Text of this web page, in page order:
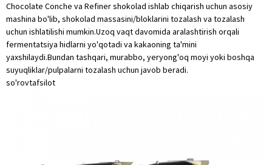
Chocolate Conche va Refiner shokolad ishlab chiqarish uchun asosiy
mashina bo'lib, shokolad massasini/bloklarini tozalash va tozalash
uchun ishlatilishi mumkin.Uzoq vaqt davomida aralashtirish orqali
fermentatsiya hidlarni yo'qotadi va kakaoning ta'mini
yaxshilaydi.Bundan tashqari, murabbo, yeryong'oq moyi yoki boshqa
suyuqliklar/pulpalarni tozalash uchun javob beradi.
so'rovtafsilot